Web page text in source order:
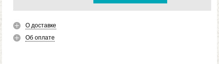
О доставке
Об оплате